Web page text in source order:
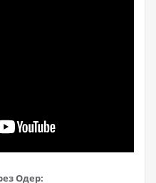
Одер: